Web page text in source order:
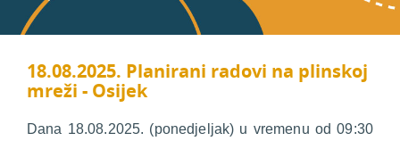
18.08.2025. Planirani radovi na plinskoj
mreži - Osijek
Dana 18.08.2025. (ponedjeljak) u vremenu od 09:30